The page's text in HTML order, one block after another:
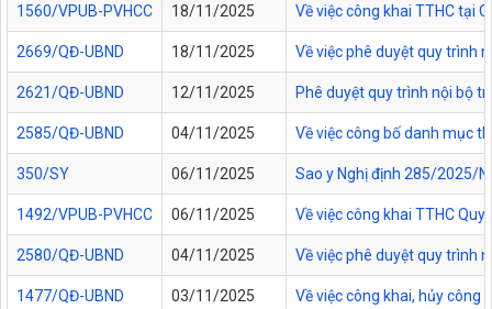
1560/VPUB-PVHCC 18/11/2025 Về việc công khai TTHC tại
2669/QĐ-UBND 18/11/2025 Về việc phê duyệt quy trình
2621/QĐ-UBND 12/11/2025 Phê duyệt quy trình nội bộ
2585/QĐ-UBND 04/11/2025 Về việc công bố danh mục
350/SY 06/11/2025 Sao y Nghị định 285/2025/
1492/VPUB-PVHCC 06/11/2025 Về việc công khai TTHC
2580/QĐ-UBND 04/11/2025 Về việc phê duyệt quy trình
1477/QĐ-UBND 03/11/2025 Về việc công khai, hủy công